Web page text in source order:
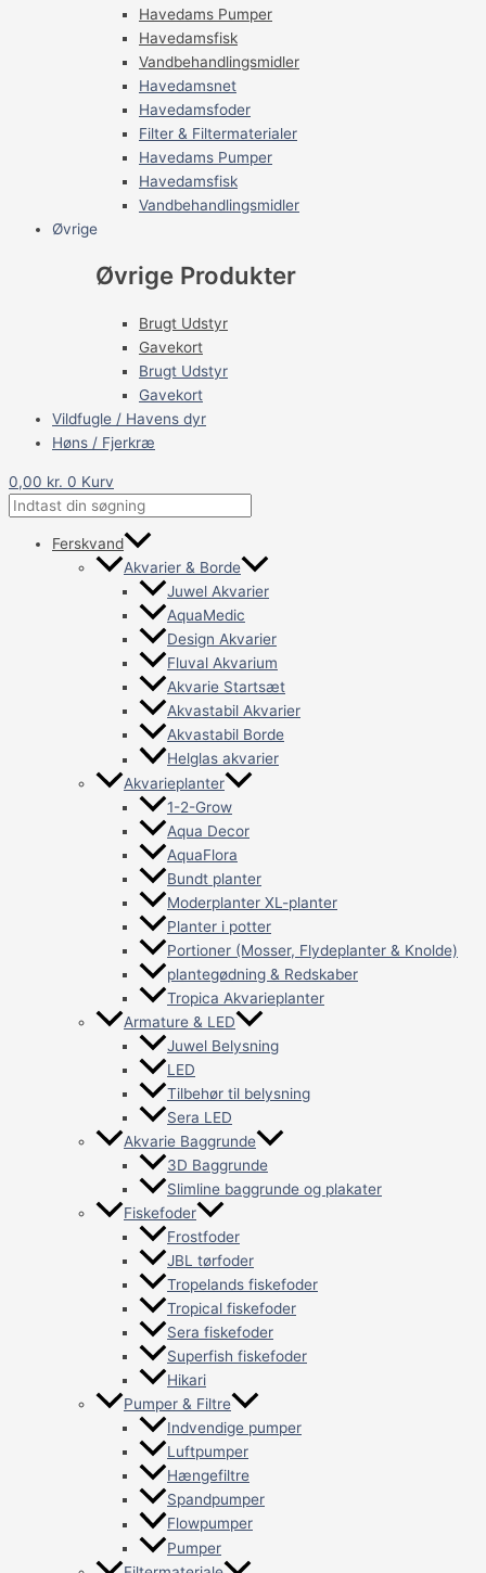
Havedams Pumper
Havedamsfisk
Vandbehandlingsmidler
Havedamsnet
Havedamsfoder
Filter & Filtermaterialer
Havedams Pumper
Havedamsfisk
Vandbehandlingsmidler
Øvrige
Øvrige Produkter
Brugt Udstyr
Gavekort
Brugt Udstyr
Gavekort
Vildfugle / Havens dyr
Høns / Fjerkræ
0,00 kr. 0 Kurv
Ferskvand
Akvarier & Borde
Juwel Akvarier
AquaMedic
Design Akvarier
Fluval Akvarium
Akvarie Startsæt
Akvastabil Akvarier
Akvastabil Borde
Helglas akvarier
Akvarieplanter
1-2-Grow
Aqua Decor
AquaFlora
Bundt planter
Moderplanter XL-planter
Planter i potter
Portioner (Mosser, Flydeplanter & Knolde)
plantegødning & Redskaber
Tropica Akvarieplanter
Armature & LED
Juwel Belysning
LED
Tilbehør til belysning
Sera LED
Akvarie Baggrunde
3D Baggrunde
Slimline baggrunde og plakater
Fiskefoder
Frostfoder
JBL tørfoder
Tropelands fiskefoder
Tropical fiskefoder
Sera fiskefoder
Superfish fiskefoder
Hikari
Pumper & Filtre
Indvendige pumper
Luftpumper
Hængefiltre
Spandpumper
Flowpumper
Pumper